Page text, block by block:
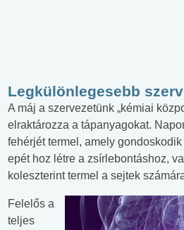
Legkülönlegesebb
A máj a szervezetünk „kémiai
elraktározza a tápanyagokat.
fehérjét termel, amely
epét hoz létre a zsírlebontáshoz,
koleszterint termel a sejtek
Felelős a
teljes